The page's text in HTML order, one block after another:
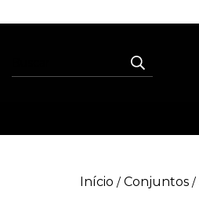
Início / Conjuntos /